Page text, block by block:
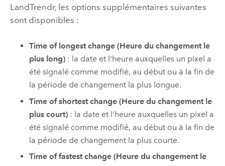
LandTrendr, les options supplémentaires suivantes
sont disponibles :
Time of longest change (Heure du changement le
plus long) : la date et l’heure auxquelles un pixel a
été signalé comme modifié, au début ou à la fin de
la période de changement la plus longue.
Time of shortest change (Heure du changement le
plus court) : la date et l’heure auxquelles un pixel a
été signalé comme modifié, au début ou à la fin de
la période de changement la plus courte.
Time of fastest change (Heure du changement le